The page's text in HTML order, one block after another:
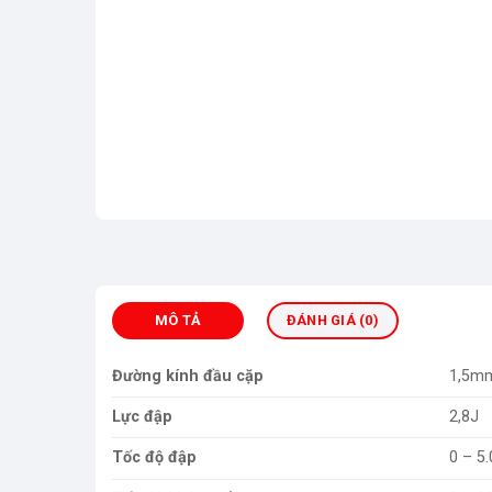
MÔ TẢ ĐÁNH GIÁ (0)
Đường kính đầu cặp
Lực đập 2,8J
Tốc độ đập 0 –